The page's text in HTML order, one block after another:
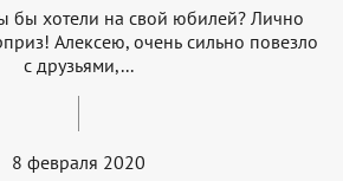
бы хотели на свой юбилей? Лично
Алексею, очень сильно повезло
с друзьями,...
8 февраля 2020